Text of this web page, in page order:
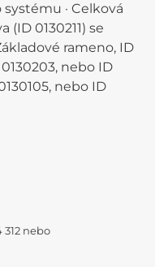
· Celková
(ID 0130211) se
rameno, ID
nebo ID
nebo ID
nebo